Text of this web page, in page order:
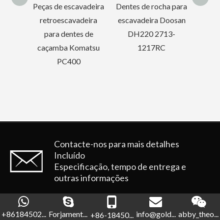
Dentes de rocha para
escavadeira Doosan
DH220 2713-
1217RC
Contacte-nos para mais detalhes
Incluído
Especificação, tempo de entrega e
outras informações
+86184502... Forjament... +86-18450... info@gold... abby_theo...